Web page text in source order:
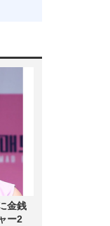
金銭
ー2